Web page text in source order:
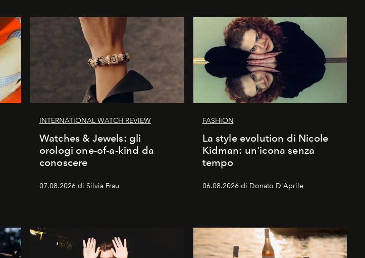
INTERNATIONAL WATCH REVIEW
Watches & Jewels: gli
orologi one-of-a-kind da
conoscere
07.08.2026 di Silvia Frau
FASHION
La style evolution di Nicole
Kidman: un'icona senza
tempo
06.08.2026 di Donato D'Aprile